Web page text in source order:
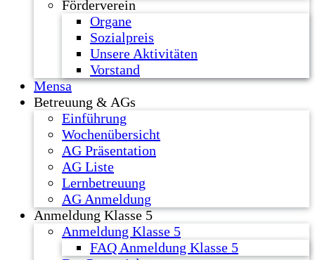
Förderverein
Organe
Sozialpreis
Unsere Aktivitäten
Vorstand
Mensa
Betreuung & AGs
Einführung
Wochenübersicht
AG Präsentation
AG Liste
Lernbetreuung
AG Anmeldung
Anmeldung Klasse 5
Anmeldung Klasse 5
FAQ Anmeldung Klasse 5